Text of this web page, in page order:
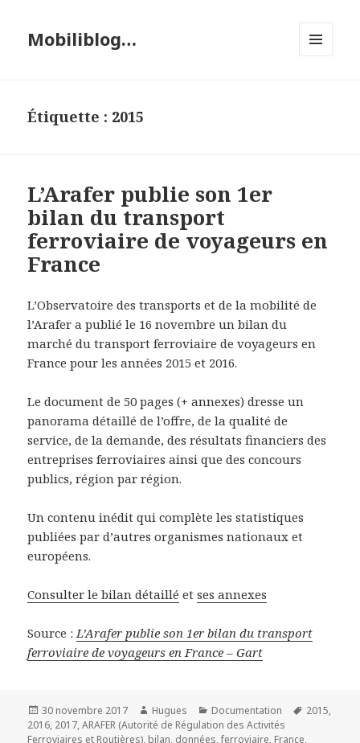
Mobiliblog…
Étiquette : 2015
L’Arafer publie son 1er
bilan du transport
ferroviaire de voyageurs en
France
L’Observatoire des transports et de la mobilité de
l’Arafer a publié le 16 novembre un bilan du
marché du transport ferroviaire de voyageurs en
France pour les années 2015 et 2016.
Le document de 50 pages (+ annexes) dresse un
panorama détaillé de l’offre, de la qualité de
service, de la demande, des résultats financiers des
entreprises ferroviaires ainsi que des concours
publics, région par région.
Un contenu inédit qui complète les statistiques
publiées par d’autres organismes nationaux et
européens.
Consulter le bilan détaillé etses annexes
Source :L’Arafer publie son 1er bilan du transport
ferroviaire de voyageurs en France – Gart
Publié
le
30 novembre 2017 Auteur
Hugues Catégories
Documentation
Mots-
2015,
2016, 2017,ARAFER (Autorité de Régulation des Activités
Ferroviaires et Routières), bilan, données,ferroviaire, France,